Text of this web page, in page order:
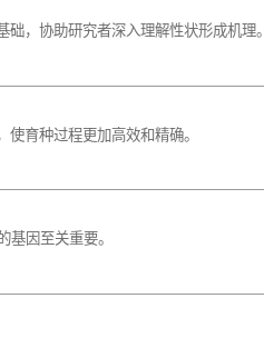
，协助研究者深入理解性状形成机理。
育种过程更加高效和精确。
基因至关重要。